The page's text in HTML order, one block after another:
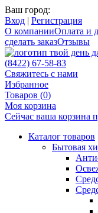
Ваш город:
Вход | Регистрация
О компанииОплата и
сделать заказОтзывы
(8422) 67-58-83
Свяжитесь с нами
Избранное
Товаров (0)
Моя корзина
Сейчас ваша корзина
Каталог товаров
Бытовая